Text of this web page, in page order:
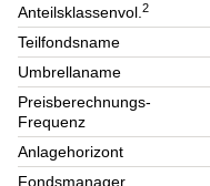
Anteilsklassenvol.2
Teilfondsname
Umbrellaname
Preisberechnungs-
Frequenz
Anlagehorizont
Fondsmanager